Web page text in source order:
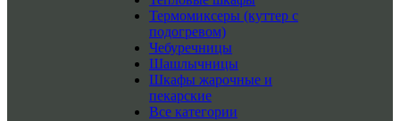
Термомиксеры (куттер с
подогревом)
Чебуречницы
Шашлычницы
Шкафы жарочные и
пекарские
Все категории